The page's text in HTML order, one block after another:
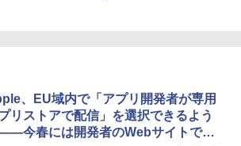
、EU域内で「アプリ開発者が専用
リストアで配信」を選択できるよう
今春には開発者のWebサイトで配